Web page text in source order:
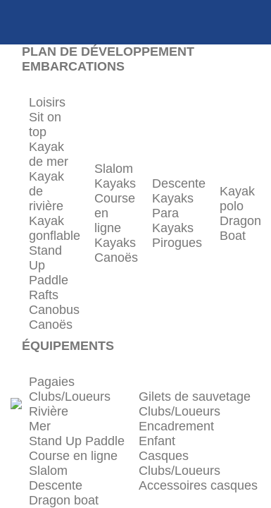
PLAN DE DÉVELOPPEMENT
EMBARCATIONS
Loisirs
Sit on
top
Kayak
de mer
Kayak
de
rivière
Kayak
gonflable
Stand
Up
Paddle
Rafts
Canobus
Canoës
Slalom
Kayaks
Course
en
ligne
Kayaks
Canoës
Descente
Kayaks
Para
Kayaks
Pirogues
Kayak
polo
Dragon
Boat
ÉQUIPEMENTS
Pagaies
Clubs/Loueurs
Rivière
Mer
Stand Up Paddle
Course en ligne
Slalom
Descente
Dragon boat
Gilets de sauvetage
Clubs/Loueurs
Encadrement
Enfant
Casques
Clubs/Loueurs
Accessoires casques